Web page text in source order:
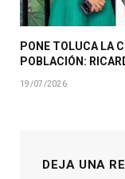
PONE TOLUCA LA
POBLACIÓN:
19/07/2026
DEJA UNA